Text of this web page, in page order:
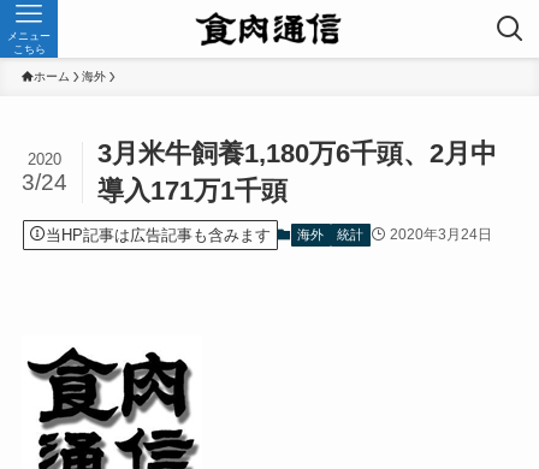
メニュー
こちら
ホーム 海外
3月米牛飼養1,180万6千頭、2月中
導入171万1千頭
2020
3/24
当HP記事は広告記事も含みます 海外 統計 2020年3月24日